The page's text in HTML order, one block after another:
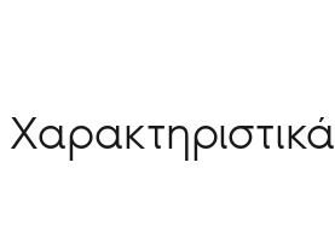
Χαρακτηριστικά